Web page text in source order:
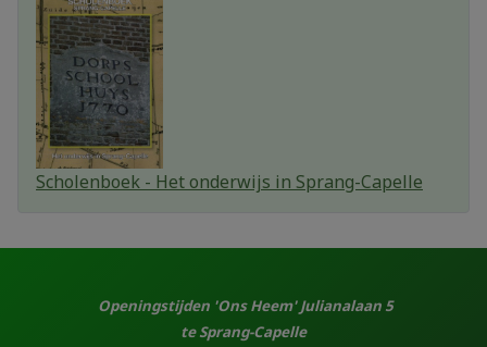
Scholenboek - Het onderwijs in Sprang-Capelle
Openingstijden 'Ons Heem' Julianalaan 5
te Sprang-Capelle